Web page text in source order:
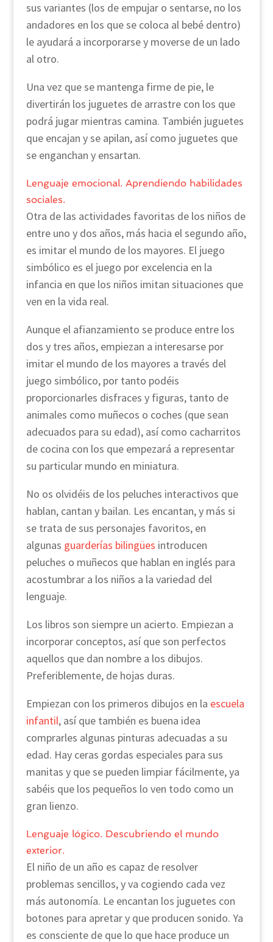
sus variantes (los de empujar o sentarse, no los
andadores en los que se coloca al bebé dentro)
le ayudará a incorporarse y moverse de un lado
al otro.
Una vez que se mantenga firme de pie, le
divertirán los juguetes de arrastre con los que
podrá jugar mientras camina. También juguetes
que encajan y se apilan, así como juguetes que
se enganchan y ensartan.
Lenguaje emocional. Aprendiendo habilidades
sociales.
Otra de las actividades favoritas de los niños de
entre uno y dos años, más hacia el segundo año,
es imitar el mundo de los mayores. El juego
simbólico es el juego por excelencia en la
infancia en que los niños imitan situaciones que
ven en la vida real.
Aunque el afianzamiento se produce entre los
dos y tres años, empiezan a interesarse por
imitar el mundo de los mayores a través del
juego simbólico, por tanto podéis
proporcionarles disfraces y figuras, tanto de
animales como muñecos o coches (que sean
adecuados para su edad), así como cacharritos
de cocina con los que empezará a representar
su particular mundo en miniatura.
No os olvidéis de los peluches interactivos que
hablan, cantan y bailan. Les encantan, y más si
se trata de sus personajes favoritos, en
algunas guarderías bilingües introducen
peluches o muñecos que hablan en inglés para
acostumbrar a los niños a la variedad del
lenguaje.
Los libros son siempre un acierto. Empiezan a
incorporar conceptos, así que son perfectos
aquellos que dan nombre a los dibujos.
Preferiblemente, de hojas duras.
Empiezan con los primeros dibujos en la escuela
infantil, así que también es buena idea
comprarles algunas pinturas adecuadas a su
edad. Hay ceras gordas especiales para sus
manitas y que se pueden limpiar fácilmente, ya
sabéis que los pequeños lo ven todo como un
gran lienzo.
Lenguaje lógico. Descubriendo el mundo
exterior.
El niño de un año es capaz de resolver
problemas sencillos, y va cogiendo cada vez
más autonomía. Le encantan los juguetes con
botones para apretar y que producen sonido. Ya
es consciente de que lo que hace produce un